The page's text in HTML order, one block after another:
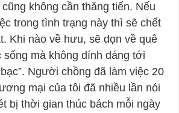
không cần thăng tiến. Nếu
trong tình trạng này thì sẽ chết
Khi nào về hưu, sẽ dọn về quê
sống mà không dính dáng tới
Người chồng đã làm việc 20
mại của tôi đã nhiều lần nói
bị thời gian thúc bách mỗi ngày